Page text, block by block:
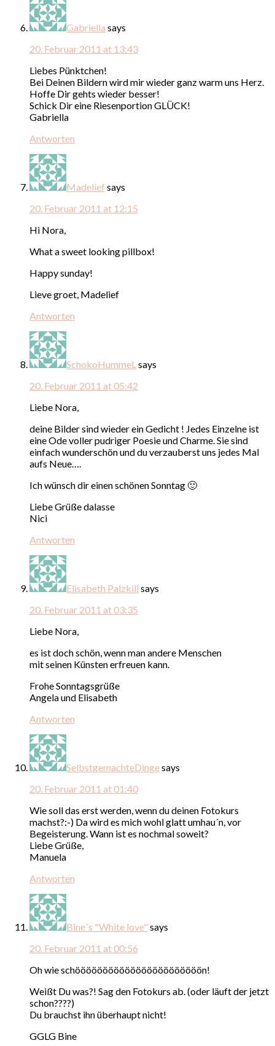
Gabriella says
20. Februar 2011 at 13:43
Liebes Pünktchen!
Bei Deinen Bildern wird mir wieder ganz warm uns Herz.
Hoffe Dir gehts wieder besser!
Schick Dir eine Riesenportion GLÜCK!
Gabriella
Antworten
Madelief says
20. Februar 2011 at 12:15
Hi Nora,
What a sweet looking pillbox!
Happy sunday!
Lieve groet, Madelief
Antworten
SchokoHummeL says
20. Februar 2011 at 05:42
Liebe Nora,
deine Bilder sind wieder ein Gedicht ! Jedes Einzelne ist
eine Ode voller pudriger Poesie und Charme. Sie sind
einfach wunderschön und du verzauberst uns jedes Mal
aufs Neue….
Ich wünsch dir einen schönen Sonntag 🙂
Liebe Grüße dalasse
Nici
Antworten
Elisabeth Palzkill says
20. Februar 2011 at 03:35
Liebe Nora,
es ist doch schön, wenn man andere Menschen
mit seinen Künsten erfreuen kann.
Frohe Sonntagsgrüße
Angela und Elisabeth
Antworten
SelbstgemachteDingesays
20. Februar 2011 at 01:40
Wie soll das erst werden, wenn du deinen Fotokurs
machst?:-) Da wird es mich wohl glatt umhau´n, vor
Begeisterung. Wann ist es nochmal soweit?
Liebe Grüße,
Manuela
Antworten
Bine´s "White love" says
20. Februar 2011 at 00:56
Oh wie schööööööööööööööööööööööön!
Weißt Du was?! Sag den Fotokurs ab. (oder läuft der jetzt
schon????)
Du brauchst ihn überhaupt nicht!
GGLG Bine